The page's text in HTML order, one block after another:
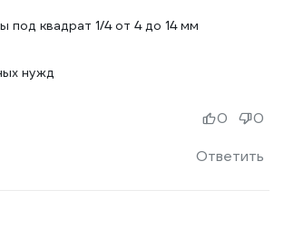
под квадрат 1/4 от 4 до 14 мм
нужд
Ответить
0 0